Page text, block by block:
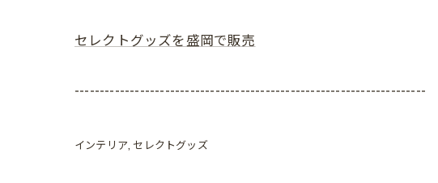
セレクトグッズを盛岡で販売
----------------------------------------------------------------------
インテリア セレクトグッズ